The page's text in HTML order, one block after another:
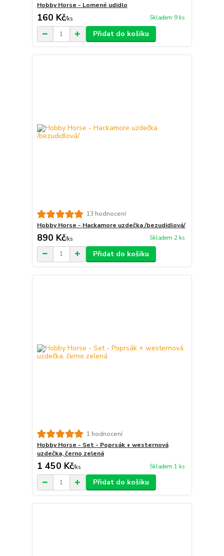
Hobby Horse - Lomené udidlo
160 Kč/ks Skladem 9 ks
Přidat do košíku
13 hodnocení
Hobby Horse - Hackamore uzdečka /bezudidlová/
890 Kč/ks Skladem 2 ks
Přidat do košíku
1 hodnocení
Hobby Horse - Set - Poprsák + westernová
uzdečka, černo zelená
1 450 Kč/ks Skladem 1 ks
Přidat do košíku